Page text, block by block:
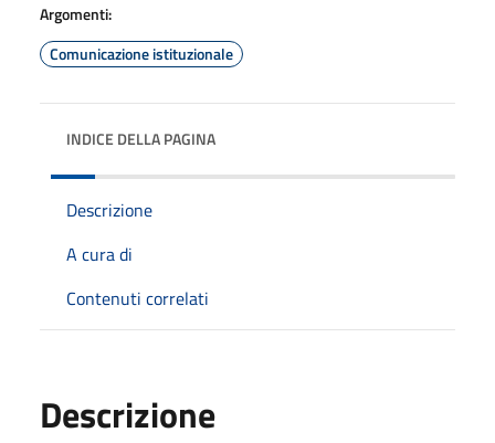
Argomenti:
Comunicazione istituzionale
INDICE DELLA PAGINA
Descrizione
A cura di
Contenuti correlati
Descrizione